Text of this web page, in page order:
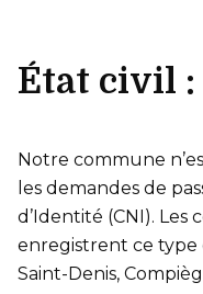
État civil :
Notre commune
les demandes de
d’Identité (CNI). Les
enregistrent ce type
Saint-Denis,